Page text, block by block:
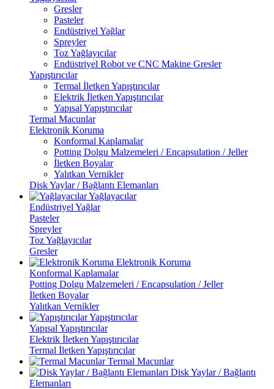
Gresler
Pasteler
Endüstriyel Yağlar
Spreyler
Toz Yağlayıcılar
Endüstriyel Robot ve CNC Makine Gresler
Yapıştırıcılar
Termal İletken Yapıştırıcılar
Elektrik İletken Yapıştırıcılar
Yapısal Yapıştırıcılar
Termal Macunlar
Elektronik Koruma
Konformal Kaplamalar
Potting Dolgu Malzemeleri / Encapsulation / Jeller
İletken Boyalar
Yalıtkan Vernikler
Disk Yaylar / Bağlantı Elemanları
Yağlayacılar
Endüstriyel Yağlar
Pasteler
Spreyler
Toz Yağlayıcılar
Gresler
Elektronik Koruma
Konformal Kaplamalar
Potting Dolgu Malzemeleri / Encapsulation / Jeller
İletken Boyalar
Yalıtkan Vernikler
Yapıştırıcılar
Yapısal Yapıştırıcılar
Elektrik İletken Yapıştırıcılar
Termal İletken Yapıştırıcılar
Termal Macunlar
Disk Yaylar / Bağlantı
Elemanları